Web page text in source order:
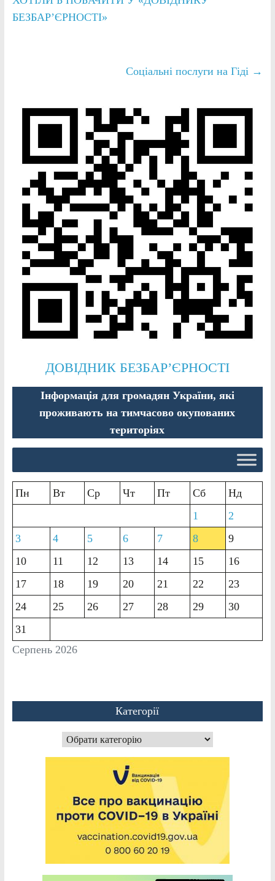
БЕЗБАР’ЄРНОСТІ»
Соціальні послуги на Гіді →
ДОВІДНИК БЕЗБАР’ЄРНОСТІ
Інформація для громадян України, які
проживають на тимчасово окупованих
територіях
Серпень 2026
Пн Вт Ср Чт Пт Сб
Нд
1
2
3
4 5 6 7 8
9
10
11 12 13 14 15
16
17
18 19 20 21 22
23
24
25 26 27 28 29
30
31
Категорії
Категорії